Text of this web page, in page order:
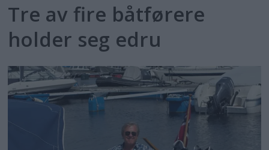
Tre av fire båtførere
holder seg edru